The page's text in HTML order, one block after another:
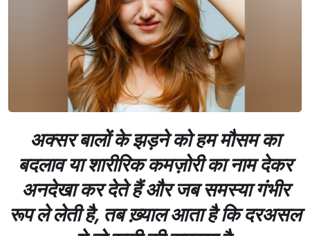
अक्सर बालों के झड़ने को हम मौसम का
बदलाव या शारीरिक कमज़ोरी का नाम देकर
अनदेखा कर देते हैं और जब समस्या गंभीर
रूप ले लेती है, तब ख़्याल आता है कि दरअसल